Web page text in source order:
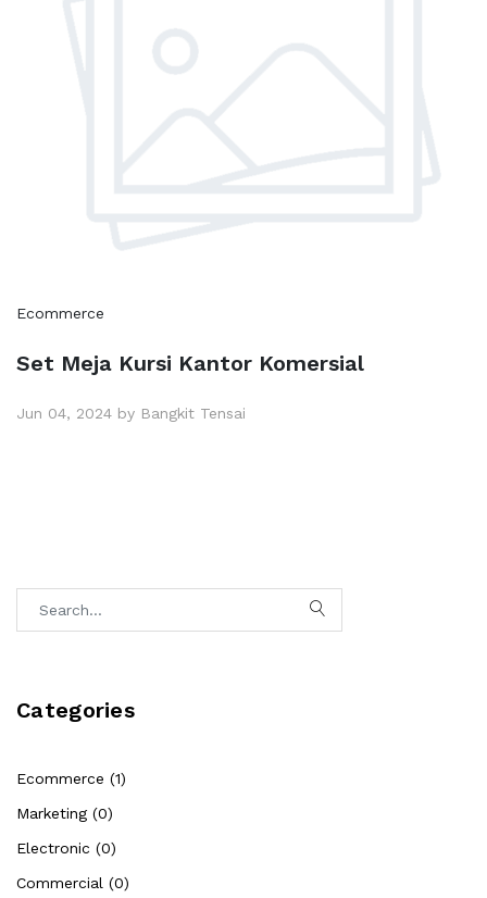
Ecommerce
Set Meja Kursi Kantor Komersial
Jun 04, 2024 by Bangkit Tensai
Categories
Ecommerce (1)
Marketing (0)
Electronic (0)
Commercial (0)